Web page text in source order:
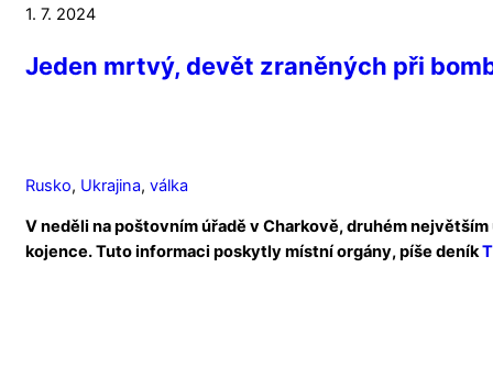
1. 7. 2024
Jeden mrtvý, devět zraněných při
Rusko, Ukrajina, válka
V neděli na poštovním úřadě v Charkově, druhém
kojence. Tuto informaci poskytly místní orgány, píše deník